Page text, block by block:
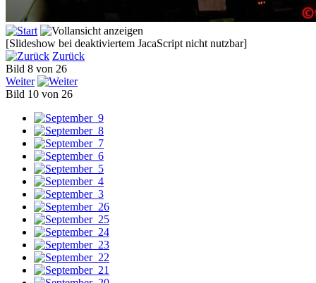
[Slideshow bei deaktiviertem JacaScript nicht nutzbar]
Zurück
Bild 8 von 26
Weiter
Bild 10 von 26